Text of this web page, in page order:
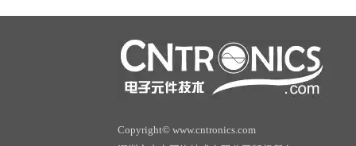
Copyright© www.cntronics.com